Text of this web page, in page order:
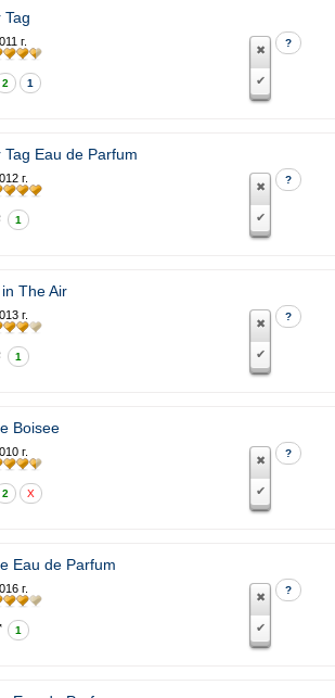
Tag
г.
2 1
?
Tag Eau de Parfum
г.
1
?
The Air
г.
1
?
Boisee
г.
2 X
?
Eau de Parfum
г.
1
?